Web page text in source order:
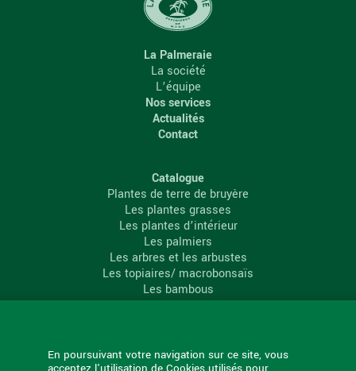
En poursuivant votre navigation sur ce site, vous
La Palmeraie
La société
L’équipe
Nos services
Actualités
Contact
Catalogue
Plantes de terre de bruyère
Les plantes grasses
Les plantes d’intérieur
Les palmiers
Les arbres et les arbustes
Les topiaires/ macrobonsaïs
Les bambous
Les conifères
La Palmeraie